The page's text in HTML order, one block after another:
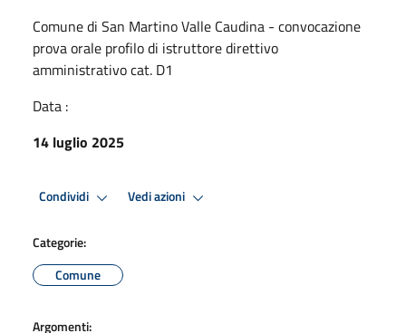
Comune di San Martino Valle Caudina - convocazione
prova orale profilo di istruttore direttivo
amministrativo cat. D1
Data :
14 luglio 2025
Condividi Vedi azioni
Categorie:
Comune
Argomenti: